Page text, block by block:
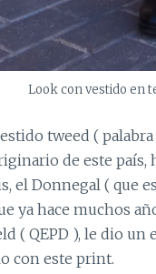
Look con vestido en
tweed (
de este país,
el Donnegal ( que
ya hace muchos
( QEPD ), le dio un
con este print.